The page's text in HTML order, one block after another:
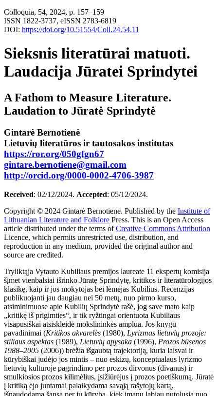
Colloquia, 54, 2024, p. 157–159
ISSN 1822-3737, eISSN 2783-6819
DOI: https://doi.org/10.51554/Coll.24.54.11
Sieksnis literatūrai matuoti.
Laudacija Jūratei Sprindytei
A Fathom to Measure Literature.
Laudation to Jūratė Sprindytė
Gintarė Bernotienė
Lietuvių literatūros ir tautosakos institutas
https://ror.org/050gfgn67
gintare.bernotiene@gmail.com
http://orcid.org/0000-0002-4706-3987
Received: 02/12/2024. Accepted: 05/12/2024.
Copyright © 2024 Gintarė Bernotienė. Published by the Institute of
Lithuanian Literature and Folklore Press. This is an Open Access
article distributed under the terms ofCreative Commons Attribution
Licence, which permits unrestricted use, distribution, and
reproduction in any medium, provided the original author and
source are credited.
Tryliktąja Vytauto Kubiliaus premijos laureate 11 ekspertų komisija
šįmet vienbalsiai išrinko Jūratę Sprindytę, kritikos ir literatūrologijos
klasikę, kaip ir jos mokytojas bei lėmėjas Kubilius. Recenzijas
publikuojanti jau daugiau nei 50 metų, nuo pirmo kurso,
atsiminimuose apie Kubilių Sprindytė rašė, jog save mato kaip
„kritikę iš prigimties“, ir tik ryžtingai orientuota Kubiliaus
visapusiškai atsiskleidė mokslininkės amplua. Jos knygų
pavadinimai (Kritikos akvarelės (1980), Lyrizmas lietuvių prozoje:
stiliaus aspektas (1989), Lietuvių apysaka (1996), Prozos būsenos
1988–2005 (2006)) brėžia išgaubtą trajektoriją, kuria laisvai ir
kūrybiškai judėjo jos mintis – nuo eskizų, konceptualaus lyrizmo
lietuvių kultūroje pagrindimo per prozos dirvonus (divanus) ir
smulkiosios prozos kilimėlius, įsižiūrėjus į prozos poetiškumą. Jūratė
į kritiką ėjo juntamai palaikydama savąją rašytojų kartą,
išnaudodama šansą per jų kūrybą, kiek įmanu labiau nutolusią nuo